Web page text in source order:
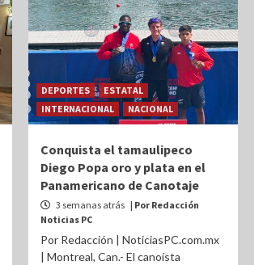
DEPORTES
ESTATAL
INTERNACIONAL
NACIONAL
Conquista el tamaulipeco
Diego Popa oro y plata en el
Panamericano de Canotaje
3 semanas atrás | Por Redacción
Noticias PC
Por Redacción | NoticiasPC.com.mx
| Montreal, Can.- El canoísta